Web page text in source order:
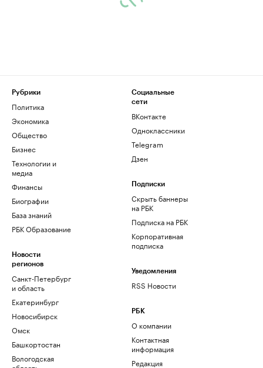
Рубрики
Политика
Экономика
Общество
Бизнес
Технологии и
медиа
Финансы
Биографии
База знаний
РБК Образование
Новости
регионов
Санкт-Петербург
и область
Екатеринбург
Новосибирск
Омск
Башкортостан
Вологодская
Социальные
сети
ВКонтакте
Одноклассники
Telegram
Дзен
Подписки
Скрыть баннеры
на РБК
Подписка на РБК
Корпоративная
подписка
Уведомления
RSS Новости
РБК
О компании
Контактная
информация
Редакция